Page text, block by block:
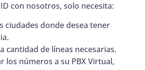
con nosotros, solo necesita:
ciudades donde desea tener
cantidad de líneas necesarias.
los números a su PBX Virtual,